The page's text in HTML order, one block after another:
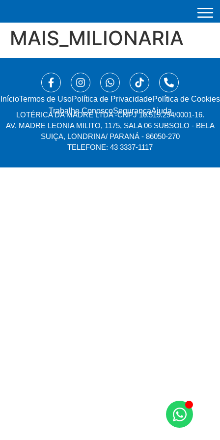
MAIS_MILIONARIA
Início⁠Termos de UsoPolítica de PrivacidadePolítica de Cookies
Trabalhe ConoscoSegurançaAjuda
LOTÉRICA DA MADRE LTDA -CNPJ 10.519.294/0001-16.
AV. MADRE LEONIA MILITO, 1175, SALA 06 SUBSOLO - BELA
SUIÇA, LONDRINA/ PARANÁ - 86050-270
TELEFONE: 43 3337-1117